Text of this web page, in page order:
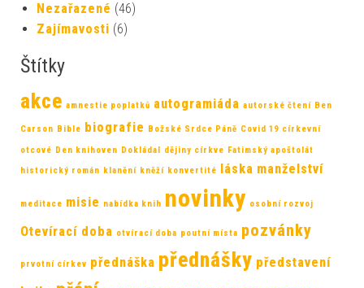
Nezařazené (46)
Zajímavosti (6)
Štítky
akce amnestie poplatků autogramiáda autorské čtení Ben
Carson Bible biografie Božské Srdce Páně Covid 19 církevní
otcové Den knihoven Dokládal dějiny církve Fatimský apoštolát
historický román klanění kněží konvertité láska manželství
meditace misie nabídka knih novinky osobní rozvoj
Otevírací doba otvírací doba poutní místa pozvánky
prvotní církev přednáška přednášky představení